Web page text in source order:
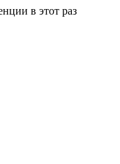
в этот раз